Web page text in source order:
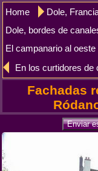
Home
Dole,
Dole, bordes de
El campanario al oeste de
En los curtidores de
Fachadas